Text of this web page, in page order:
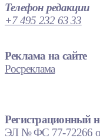
Телефон редакции
+7 495 232 63 33
Реклама на сайте
Росреклама
Регистрационный
ЭЛ № ФС 77-72266 от